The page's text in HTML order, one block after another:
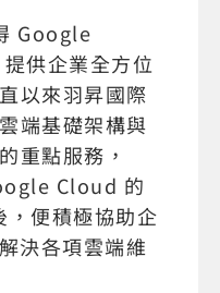
Google
供企業全方位
以來羽昇國際
端基礎架構與
重點服務，
Cloud 的
便積極協助企
決各項雲端維